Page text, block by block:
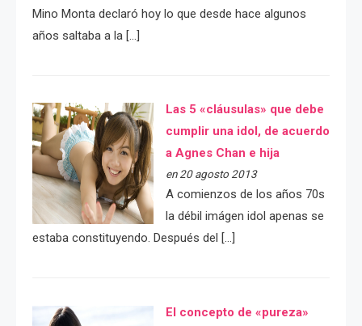
Mino Monta declaró hoy lo que desde hace algunos
años saltaba a la […]
Las 5 «cláusulas» que debe
cumplir una idol, de acuerdo
a Agnes Chan e hija
en 20 agosto 2013
A comienzos de los años 70s
la débil imágen idol apenas se
estaba constituyendo. Después del […]
El concepto de «pureza»